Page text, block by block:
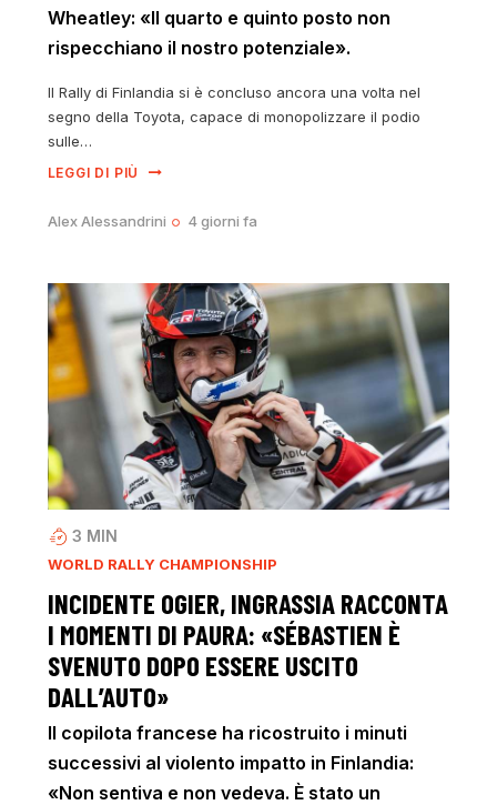
Wheatley: «Il quarto e quinto posto non
rispecchiano il nostro potenziale».
Il Rally di Finlandia si è concluso ancora una volta nel
segno della Toyota, capace di monopolizzare il podio
sulle…
LEGGI DI PIÙ
Alex Alessandrini 4 giorni fa
3 MIN
WORLD RALLY CHAMPIONSHIP
INCIDENTE OGIER, INGRASSIA RACCONTA
I MOMENTI DI PAURA: «SÉBASTIEN È
SVENUTO DOPO ESSERE USCITO
DALL’AUTO»
Il copilota francese ha ricostruito i minuti
successivi al violento impatto in Finlandia:
«Non sentiva e non vedeva. È stato un